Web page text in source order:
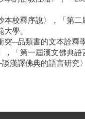
校釋序說〉，「第二
學。
─品類書的文本詮釋
「第一屆漢文佛典
漢譯佛典的語言研究